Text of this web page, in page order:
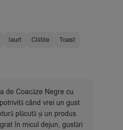
Iaurt Clătite
Toast
de Coacăze Negre cu
când vrei un gust
plăcută și un produs
în micul dejun, gustări